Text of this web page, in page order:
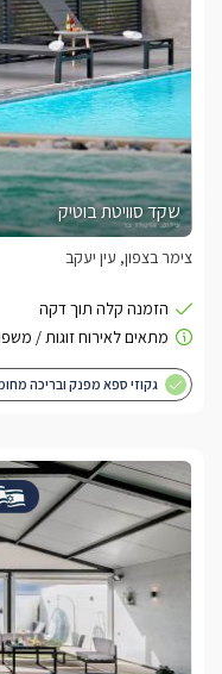
שקד סוויטת בוטיק
צימר בצפון, עין יעקב
גקוזי ספא מפנק ובריכה